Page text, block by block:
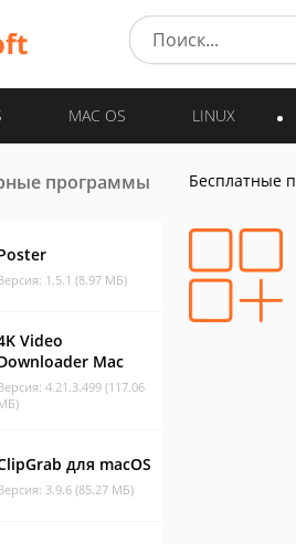
MAC OS LINUX
программы
1.5.1 (8.97 МБ)
Video
Mac
4.21.3.499 (117.06
для macOS
3.9.6 (85.27 МБ)
Бесплатные